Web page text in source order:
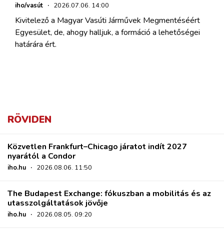
iho/vasút · 2026.07.06. 14:00
Kivitelező a Magyar Vasúti Járművek Megmentéséért
Egyesület, de, ahogy halljuk, a formáció a lehetőségei
határára ért.
RÖVIDEN
Közvetlen Frankfurt–Chicago járatot indít 2027
nyarától a Condor
iho.hu · 2026.08.06. 11:50
The Budapest Exchange: fókuszban a mobilitás és az
utasszolgáltatások jövője
iho.hu · 2026.08.05. 09:20